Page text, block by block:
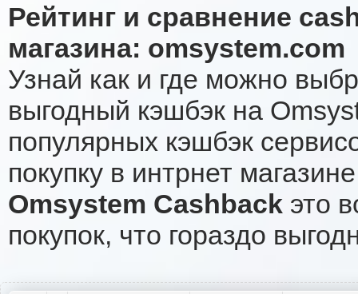
Рейтинг и сравнение
магазина: omsystem.com
Узнай как и где можно
выгодный кэшбэк на
популярных кэшбэк
покупку в интрнет
Omsystem Cashback это
покупок, что гораздо